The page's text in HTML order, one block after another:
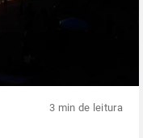
3 min de leitura